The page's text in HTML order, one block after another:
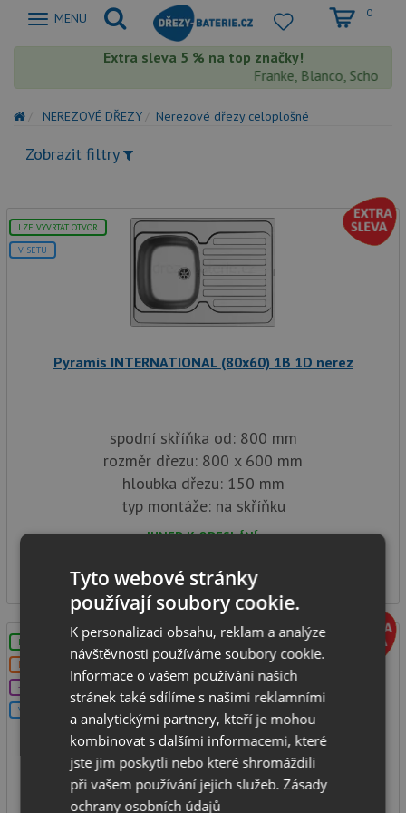
Zobrazit
MENU 0
Extra sleva 5 % na top značky!
Franke, Blanco, Schock,
NEREZOVÉ DŘEZY Nerezové dřezy celoplošné
Zobrazit filtry
LZE VYVRTAT OTVOR
V SETU
Pyramis INTERNATIONAL (80x60) 1B 1D nerez
spodní skříňka od: 800 mm
rozměr dřezu: 800 x 600 mm
hloubka dřezu: 150 mm
typ montáže: na skříňku
IHNED K ODESLÁNÍ
1 690 Kč
LZE VYVRTAT OTVOR
DOPRAVA ZDARMA
+DÁREK
V SETU
Pyramis INTERNATIONAL (80x60) 2B nerez
Tyto webové stránky
používají soubory cookie.
K personalizaci obsahu, reklam a analýze
návštěvnosti používáme soubory cookie.
Informace o vašem používání našich
stránek také sdílíme s našimi reklamními
a analytickými partnery, kteří je mohou
kombinovat s dalšími informacemi, které
jste jim poskytli nebo které shromáždili
při vašem používání jejich služeb.Zásady
ochrany osobních údajů